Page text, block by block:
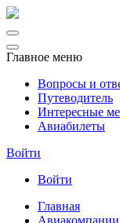
Главное меню
Вопросы и
Путеводитель
Интересные
Авиабилеты
Войти
Войти
Главная
Авиакомпании